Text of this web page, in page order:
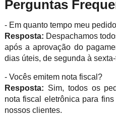
Perguntas
- Em quanto tempo meu
Resposta: Despachamos
após a aprovação do
dias úteis, de segunda à
- Vocês emitem nota fiscal?
Resposta: Sim, todos os
nota fiscal eletrônica para
nossos clientes.